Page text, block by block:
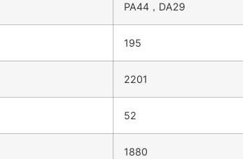
PA44，DA29
195
2201
52
1880